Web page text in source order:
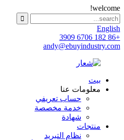
welcome!
English
+86 182 6706 3909
andy@ebuyindustry.com
بيت
معلومات عنا
حساب تعريفي
خدمة مخصصة
شهادة
منتجات
نظام التبريد